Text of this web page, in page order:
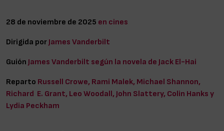
28 de noviembre de 2025 en cines
Dirigida por James Vanderbilt
Guión James Vanderbilt según la novela de Jack El-Hai
Reparto Russell Crowe, Rami Malek, Michael Shannon,
Richard E. Grant, Leo Woodall, John Slattery, Colin Hanks y
Lydia Peckham